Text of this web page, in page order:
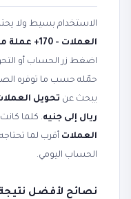
الاستخدام بسيط ولا
العملات - 170+ عملة مباشر
اضغط زر الحساب أو
حمّله حسب ما توفره
يبحث عن تحويل
ريال إلى جنيه. كلما
العملات أقرب لما
الحساب اليومي.
نصائح لأفضل